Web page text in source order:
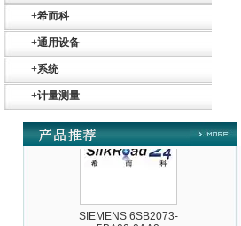
+希而科
+通用设备
+系统
+计量测量
ZIGOR
SIEMENS 6SB2073-
5BA00-0AA0